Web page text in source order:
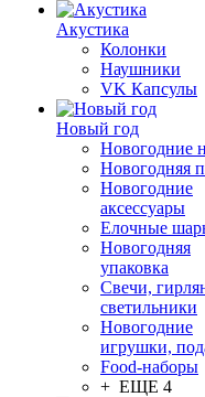
Акустика
Колонки
Наушники
VK Капсулы
Новый год
Новогодние
Новогодняя
Новогодние
аксессуары
Елочные
Новогодняя
упаковка
Свечи,
светильники
Новогодние
игрушки,
Food-наборы
+ ЕЩЕ 4